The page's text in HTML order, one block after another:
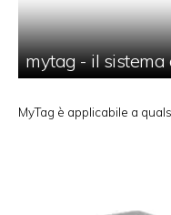
mytag - il
MyTag è applicabile a